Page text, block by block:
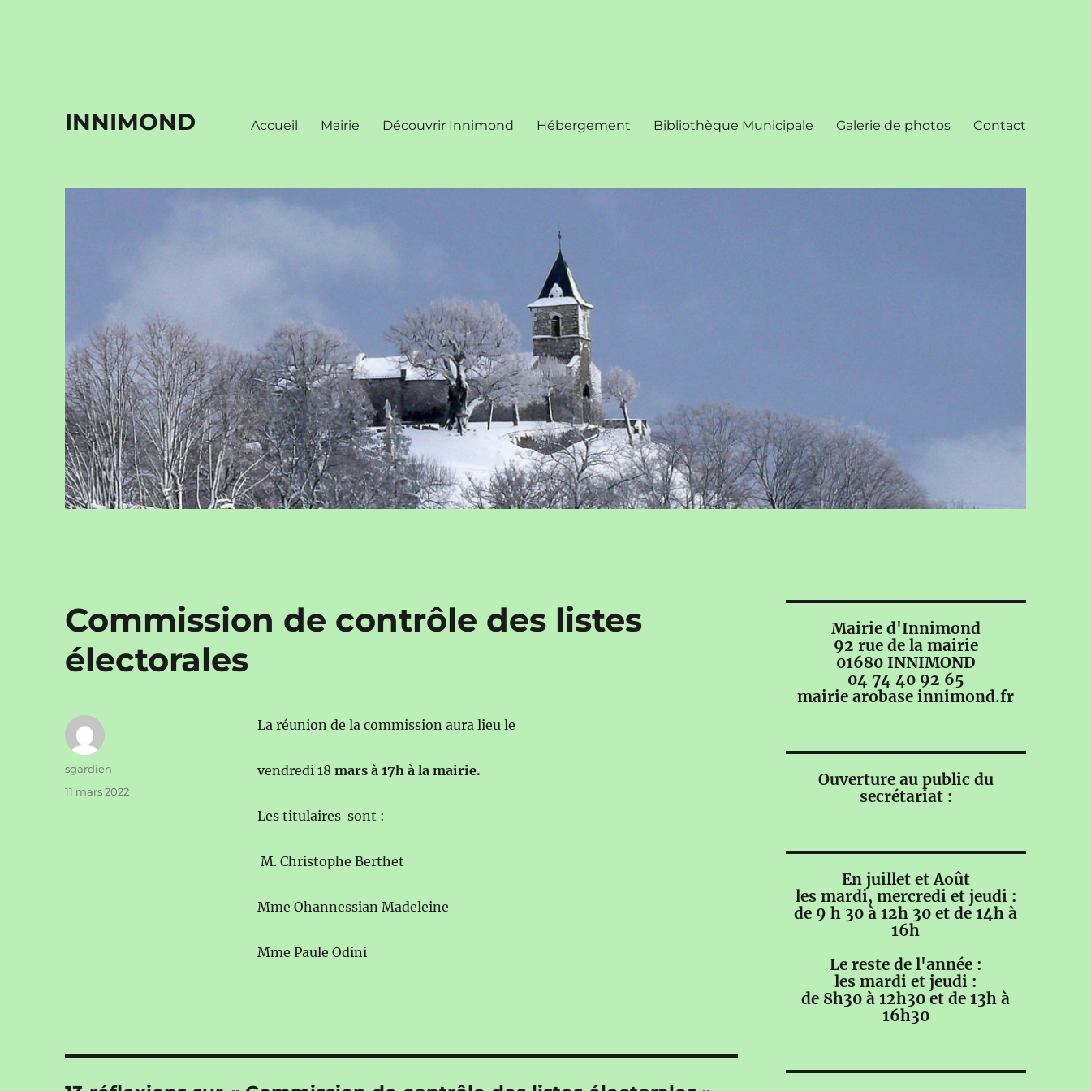
INNIMOND Accueil Mairie Découvrir Innimond Hébergement Bibliothèque Municipale Galerie de photos Contact
Commission de contrôle des listes
électorales
La réunion de la commission aura lieu le
vendredi 18 mars à 17h à la mairie.
Les titulaires sont :
M. Christophe Berthet
Mme Ohannessian Madeleine
Mme Paule Odini
Auteur
sgardien
Publié
11 mars 2022
Mairie d'Innimond
92 rue de la mairie
01680 INNIMOND
04 74 40 92 65
mairie arobase innimond.fr
Ouverture au public du
secrétariat :
En juillet et Août
les mardi, mercredi et jeudi :
de 9 h 30 à 12h 30 et de 14h à
16h
Le reste de l'année :
les mardi et jeudi :
de 8h30 à 12h30 et de 13h à
16h30